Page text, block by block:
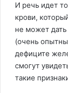
И речь идет
крови,
не может
(очень
дефиците
смогут
такие